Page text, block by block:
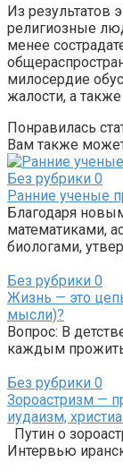
Из результатов
религиозные
менее
милосердие
жалости, а
Понравилась
Вам также
Без рубрики 0
Ранние ученые
Благодаря
математиками,
биологами,
Без рубрики 0
Жизнь — это
мысли)?
Вопрос: В
каждым
Без рубрики 0
Зороастризм —
иудаизм,
Путин о
Интервью